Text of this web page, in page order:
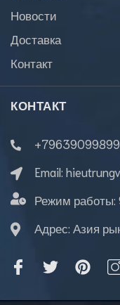
Новости
Доставка
Контакт
КОНТАКТ
+79639099899
Email:
Режим работы:
Адрес: Азия